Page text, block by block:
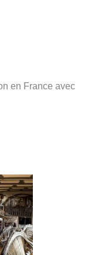
en France avec